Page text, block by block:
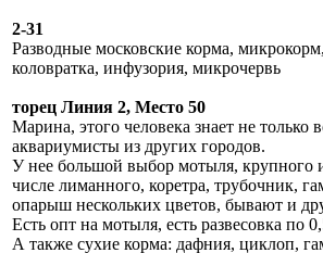
2-31
Разводные московские корма,
коловратка, инфузория, микрочервь
торец Линия 2, Место 50
Марина, этого человека знает не только
аквариумисты из других городов.
У нее большой выбор мотыля, крупного
числе лиманного, коретра, трубочник,
опарыш нескольких цветов, бывают и
Есть опт на мотыля, есть развесовка по
А также сухие корма: дафния, циклоп,